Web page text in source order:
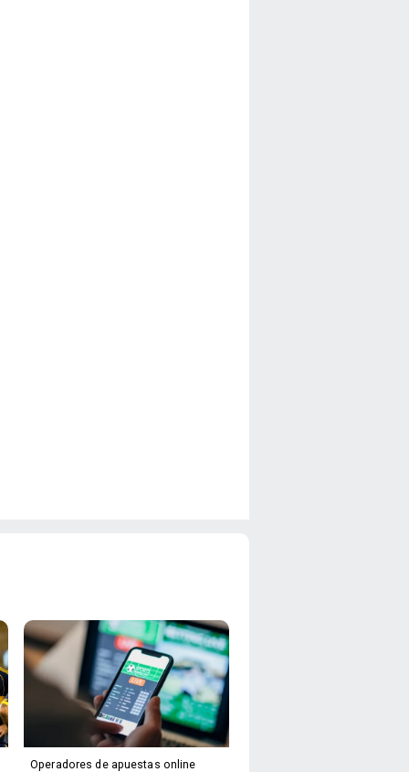
Operadores de apuestas online